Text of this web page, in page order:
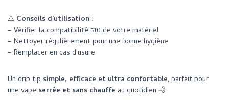
⚠️ Conseils d’utilisation :
– Vérifier la compatibilité 510 de votre matériel
– Nettoyer régulièrement pour une bonne hygiène
– Remplacer en cas d’usure
Un drip tip simple, efficace et ultra confortable, parfait pour
une vape serrée et sans chauffe au quotidien 💨